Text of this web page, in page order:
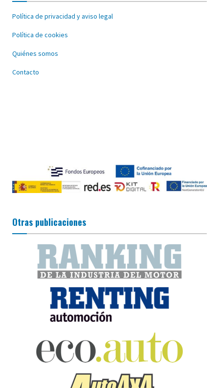
Política de privacidad y aviso legal
Política de cookies
Quiénes somos
Contacto
Otras publicaciones